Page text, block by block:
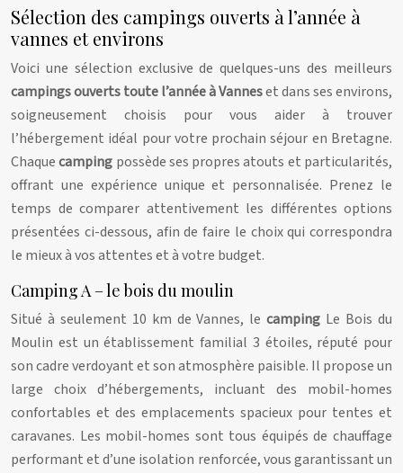
Sélection des campings ouverts à l’année à
vannes et environs
Voici une sélection exclusive de quelques-uns des meilleurs
campings ouverts toute l’année à Vanneset dans ses environs,
soigneusement choisis pour vous aider à trouver
l’hébergement idéal pour votre prochain séjour en Bretagne.
Chaquecamping possède ses propres atouts et particularités,
offrant une expérience unique et personnalisée. Prenez le
temps de comparer attentivement les différentes options
présentées ci-dessous, afin de faire le choix qui correspondra
le mieux à vos attentes et à votre budget.
Camping A – le bois du moulin
Situé à seulement 10 km de Vannes, lecamping Le Bois du
Moulin est un établissement familial 3 étoiles, réputé pour
son cadre verdoyant et son atmosphère paisible. Il propose un
large choix d’hébergements, incluant des mobil-homes
confortables et des emplacements spacieux pour tentes et
caravanes. Les mobil-homes sont tous équipés de chauffage
performant et d’une isolation renforcée, vous garantissant un